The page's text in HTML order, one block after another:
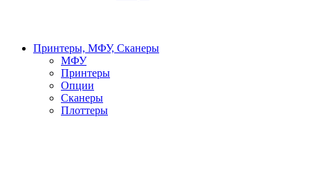
Принтеры, МФУ, Сканеры
МФУ
Принтеры
Опции
Сканеры
Плоттеры